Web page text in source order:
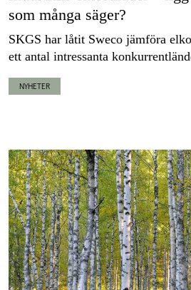
som många säger?
SKGS har låtit Sweco jämföra
ett antal intressanta
NYHETER